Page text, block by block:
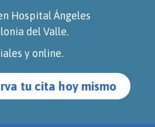
Hospital Ángeles
del Valle.
y online.
tu cita hoy mismo